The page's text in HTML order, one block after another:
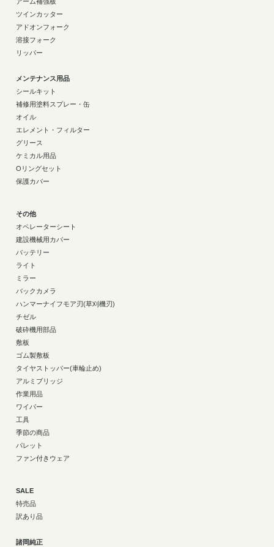
ツインカッター
アドオンフォーク
溶接フォーク
リッパー
メンテナンス用品
シールキット
補修用塗料スプレー・缶
オイル
エレメント・フィルター
グリース
ケミカル用品
Oリングセット
保護カバー
その他
オペレーターシート
建設機械用カバー
バッテリー
ライト
ミラー
バックカメラ
ハンマーナイフモア刃(草刈機刃)
チゼル
破砕機用部品
敷板
ゴム製敷板
タイヤストッパー(車輪止め)
アルミブリッジ
作業用品
ワイパー
工具
季節の商品
パレット
ファン付きウェア
SALE
特売品
訳あり品
諸岡純正